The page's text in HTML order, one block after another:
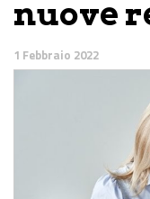
nuove
1 Febbraio 2022